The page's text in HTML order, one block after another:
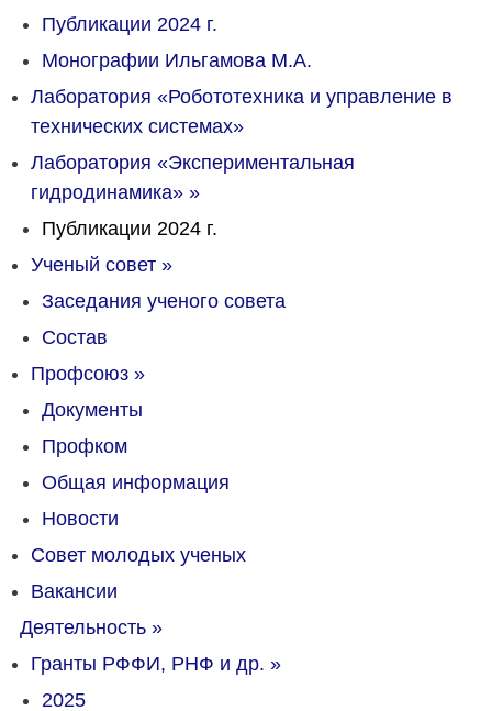
Публикации 2024 г.
Монографии Ильгамова М.А.
Лаборатория «Робототехника и управление в
технических системах»
Лаборатория «Экспериментальная
гидродинамика» »
Публикации 2024 г.
Ученый совет »
Заседания ученого совета
Состав
Профсоюз »
Документы
Профком
Общая информация
Новости
Совет молодых ученых
Вакансии
Деятельность »
Гранты РФФИ, РНФ и др. »
2025